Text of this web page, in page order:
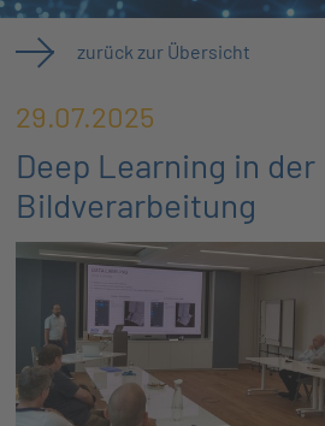
zurück zur Übersicht
29.07.2025
Deep Learning in
Bildverarbeitung